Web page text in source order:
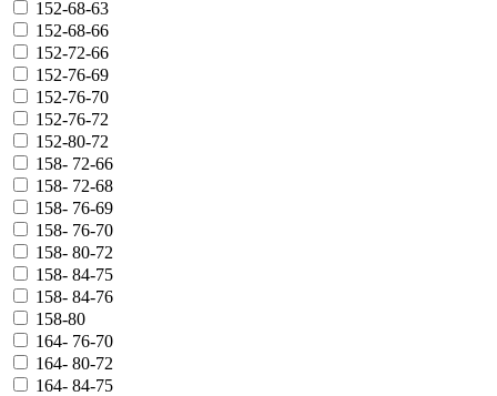
152-68-63
152-68-66
152-72-66
152-76-69
152-76-70
152-76-72
152-80-72
158- 72-66
158- 72-68
158- 76-69
158- 76-70
158- 80-72
158- 84-75
158- 84-76
158-80
164- 76-70
164- 80-72
164- 84-75